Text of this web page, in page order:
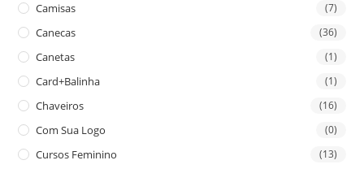
Camisas (7)
Canecas (36)
Canetas (1)
Card+Balinha (1)
Chaveiros (16)
Com Sua Logo (0)
Cursos Feminino (13)